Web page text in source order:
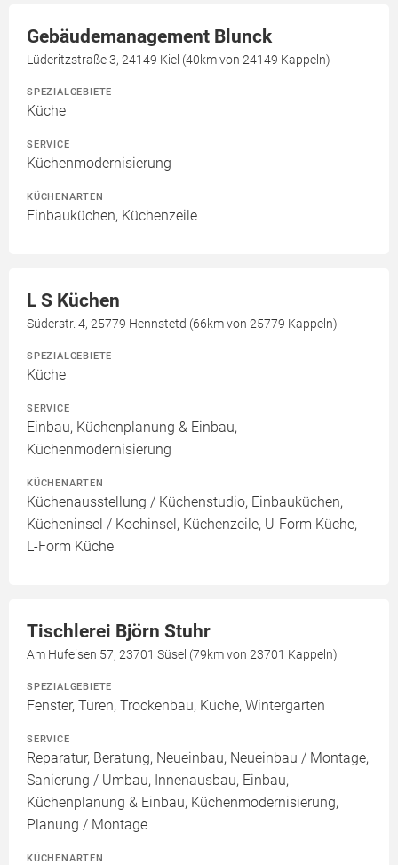
Gebäudemanagement Blunck
Lüderitzstraße 3, 24149 Kiel (40km von 24149 Kappeln)
SPEZIALGEBIETE
Küche
SERVICE
Küchenmodernisierung
KÜCHENARTEN
Einbauküchen, Küchenzeile
L S Küchen
Süderstr. 4, 25779 Hennstetd (66km von 25779 Kappeln)
SPEZIALGEBIETE
Küche
SERVICE
Einbau, Küchenplanung & Einbau,
Küchenmodernisierung
KÜCHENARTEN
Küchenausstellung / Küchenstudio, Einbauküchen,
Kücheninsel / Kochinsel, Küchenzeile, U-Form Küche,
L-Form Küche
Tischlerei Björn Stuhr
Am Hufeisen 57, 23701 Süsel (79km von 23701 Kappeln)
SPEZIALGEBIETE
Fenster, Türen, Trockenbau, Küche, Wintergarten
SERVICE
Reparatur, Beratung, Neueinbau, Neueinbau / Montage,
Sanierung / Umbau, Innenausbau, Einbau,
Küchenplanung & Einbau, Küchenmodernisierung,
Planung / Montage
KÜCHENARTEN